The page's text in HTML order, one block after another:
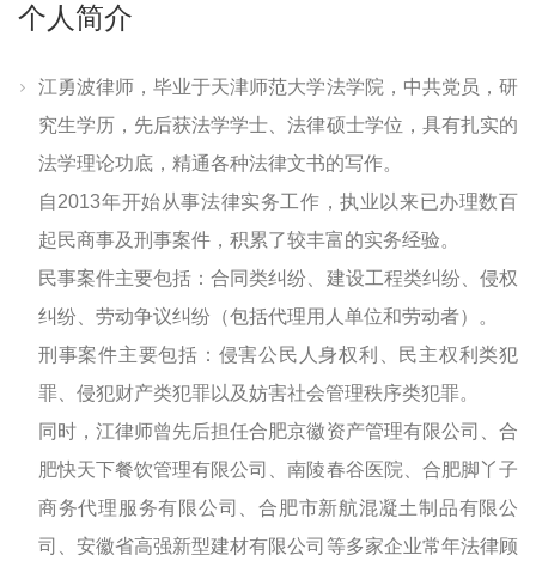
个人简介
江勇波律师，毕业于天津师范大学法学院，中共党员，研
究生学历，先后获法学学士、法律硕士学位，具有扎实的
法学理论功底，精通各种法律文书的写作。
自2013年开始从事法律实务工作，执业以来已办理数百
起民商事及刑事案件，积累了较丰富的实务经验。
民事案件主要包括：合同类纠纷、建设工程类纠纷、侵权
纠纷、劳动争议纠纷（包括代理用人单位和劳动者）。
刑事案件主要包括：侵害公民人身权利、民主权利类犯
罪、侵犯财产类犯罪以及妨害社会管理秩序类犯罪。
同时，江律师曾先后担任合肥京徽资产管理有限公司、合
肥快天下餐饮管理有限公司、南陵春谷医院、合肥脚丫子
商务代理服务有限公司、合肥市新航混凝土制品有限公
司、安徽省高强新型建材有限公司等多家企业常年法律顾